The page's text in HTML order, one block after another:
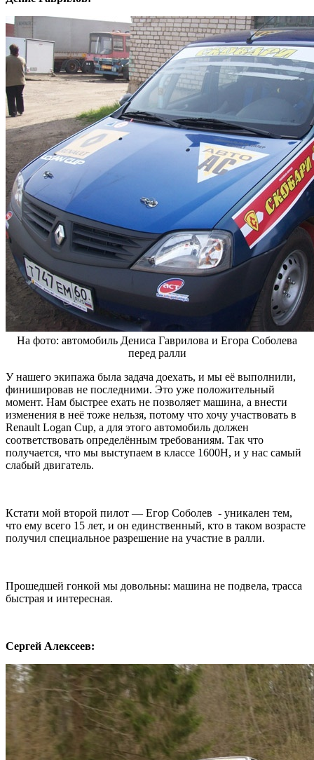
На фото: автомобиль Дениса Гаврилова и Егора Соболева
перед ралли
У нашего экипажа была задача доехать, и мы её выполнили,
финишировав не последними. Это уже положительный
момент. Нам быстрее ехать не позволяет машина, а внести
изменения в неё тоже нельзя, потому что хочу участвовать в
Renault Logan Cup, а для этого автомобиль должен
соответствовать определённым требованиям. Так что
получается, что мы выступаем в классе 1600Н, и у нас самый
слабый двигатель.
Кстати мой второй пилот — Егор Соболев - уникален тем,
что ему всего 15 лет, и он единственный, кто в таком возрасте
получил специальное разрешение на участие в ралли.
Прошедшей гонкой мы довольны: машина не подвела, трасса
быстрая и интересная.
Сергей Алексеев: